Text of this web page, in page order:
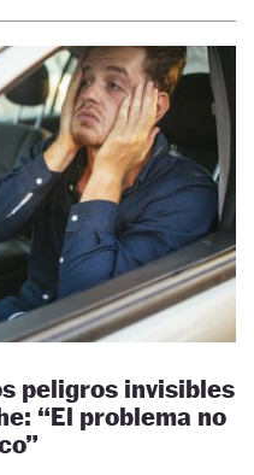
peligros invisibles
“El problema no